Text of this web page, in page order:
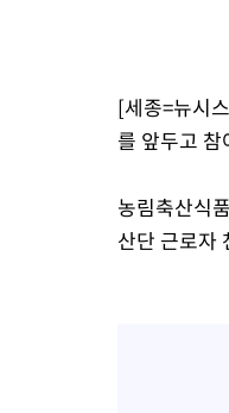
[세종=뉴시
를 앞두고
농림축산식
산단 근로자